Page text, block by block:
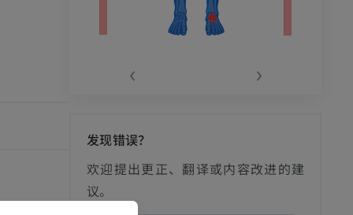
‹ ›
发现错误？
欢迎提出更正、翻译或内容改进的建
议。